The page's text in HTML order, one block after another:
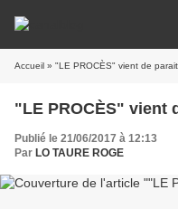
Accueil » "LE PROCÈS" vient de
"LE PROCÈS" vient
Publié le 21/06/2017 à 12:13
Par LO TAURE ROGE